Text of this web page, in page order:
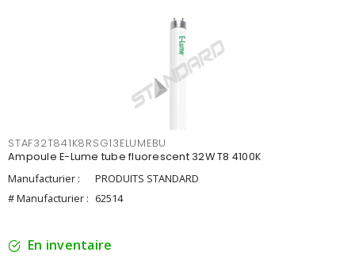
STAF32T841K8RSG13ELUMEBU
Ampoule E-Lume tube fluorescent 32W T8 4100K
Manufacturier :
PRODUITS STANDARD
# Manufacturier : 62514
En inventaire